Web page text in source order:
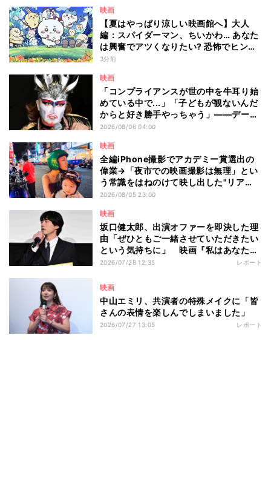
映画
【夏はやっぱり涼しい映画館へ】大人
編：スパイダーマン、ちいかわ… あなた
は興奮でアツくなりたい? 恐怖でヒンヤ
リしたい? - 編集部が注目する最新映画5
3分前
映画
「コンプライアンスが世の中を牛耳り始
めている中で...」「子どもが観ないんだ
からと好き勝手やっちゃう」――デーモ
ン閣下が語る映画『レディ・オア・ノッ
2026/08/06 04:00
映画
全編iPhone撮影でアカデミー賞選出の
偉業→「夜市での映画撮影は無理」とい
う常識をはねのけて映し出した"リア
ル"とは――ツォウ監督が語る映画『左
2026/08/05 23:00
映画
坂口健太郎、出演オファーを即決した理
由「ぜひともご一緒させていただきたい
という気持ちに」 映画『私はあなたを
知らない、』完成披露舞台挨拶
2026/07/28 12:35 レポート
映画
中山エミリ、共演者の特殊メイクに「皆
さんの表情を楽しんでしまいました」
2026/07/27 13:05 レポート